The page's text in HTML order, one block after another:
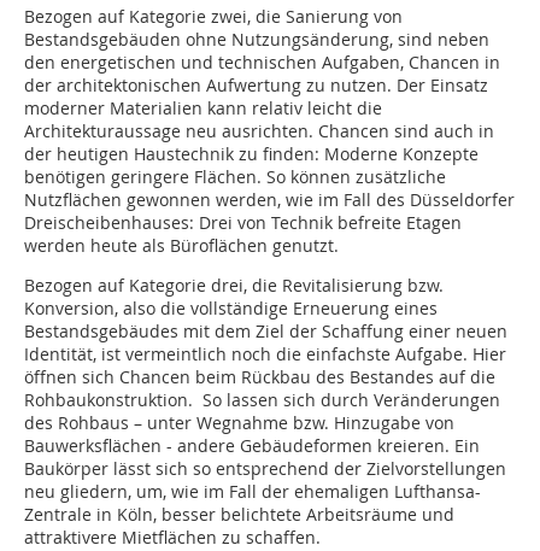
Bezogen auf Kategorie zwei, die Sanierung von
Bestandsgebäuden ohne Nutzungsänderung, sind neben
den energetischen und technischen Aufgaben, Chancen in
der architektonischen Aufwertung zu nutzen. Der Einsatz
moderner Materialien kann relativ leicht die
Architekturaussage neu ausrichten. Chancen sind auch in
der heutigen Haustechnik zu finden: Moderne Konzepte
benötigen geringere Flächen. So können zusätzliche
Nutzflächen gewonnen werden, wie im Fall des Düsseldorfer
Dreischeibenhauses: Drei von Technik befreite Etagen
werden heute als Büroflächen genutzt.
Bezogen auf Kategorie drei, die Revitalisierung bzw.
Konversion, also die vollständige Erneuerung eines
Bestandsgebäudes mit dem Ziel der Schaffung einer neuen
Identität, ist vermeintlich noch die einfachste Aufgabe. Hier
öffnen sich Chancen beim Rückbau des Bestandes auf die
Rohbaukonstruktion. So lassen sich durch Veränderungen
des Rohbaus – unter Wegnahme bzw. Hinzugabe von
Bauwerksflächen - andere Gebäudeformen kreieren. Ein
Baukörper lässt sich so entsprechend der Zielvorstellungen
neu gliedern, um, wie im Fall der ehemaligen Lufthansa-
Zentrale in Köln, besser belichtete Arbeitsräume und
attraktivere Mietflächen zu schaffen.